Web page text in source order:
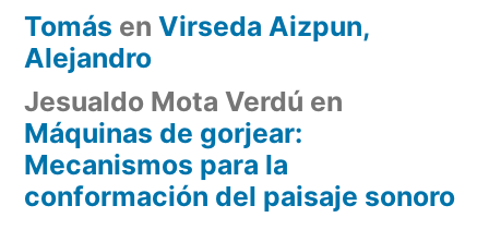
Tomás en Virseda Aizpun,
Alejandro
Jesualdo Mota Verdú en
Máquinas de gorjear:
Mecanismos para la
conformación del paisaje sonoro